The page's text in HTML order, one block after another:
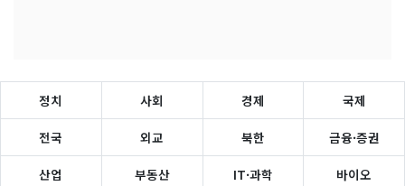
정치 사회 경제 국제
전국 외교 북한 금융·증권
산업 부동산 IT·과학 바이오